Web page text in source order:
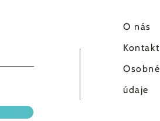
O nás
Kontakt
Osobné
údaje